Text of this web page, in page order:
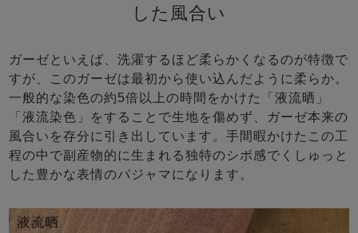
した風合い
ガーゼといえば、洗濯するほど柔らかくなるのが特徴で
すが、このガーゼは最初から使い込んだように柔らか。
一般的な染色の約5倍以上の時間をかけた「液流晒」
「液流染色」をすることで生地を傷めず、ガーゼ本来の
風合いを存分に引き出しています。手間暇かけたこの工
程の中で副産物的に生まれる独特のシボ感でくしゅっと
した豊かな表情のパジャマになります。